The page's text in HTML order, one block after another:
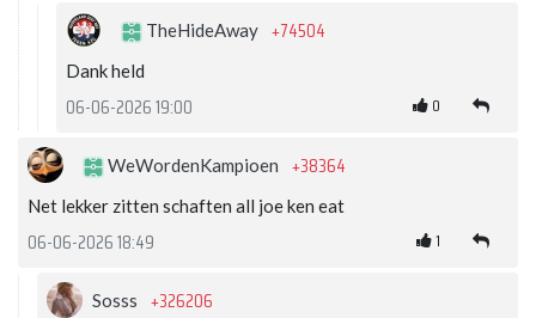
TheHideAway +74504
Dank held
06-06-2026 19:00 0
WeWordenKampioen +38364
Net lekker zitten schaften all joe ken eat
06-06-2026 18:49 1
Sosss +326206